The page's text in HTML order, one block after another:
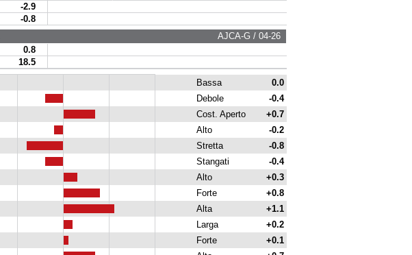
-2.9
-0.8
AJCA-G / 04-26
0.8
18.5
Bassa
0.0
Debole
-0.4
Cost. Aperto
+0.7
Alto
-0.2
Stretta
-0.8
Stangati
-0.4
Alto
+0.3
Forte
+0.8
Alta
+1.1
Larga
+0.2
Forte
+0.1